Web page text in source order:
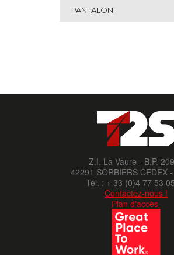
PANTALON
Z.I. La Vaure - B.P.
42291 SORBIERS CEDEX
Tél. : + 33 (0)4 77 53
Contactez-nous !
Plan d'accès